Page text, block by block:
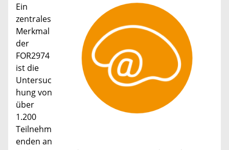
Ein
zentrales
Merkmal
der
FOR2974
ist die
Untersuc
hung von
über
1.200
Teilnehm
enden an